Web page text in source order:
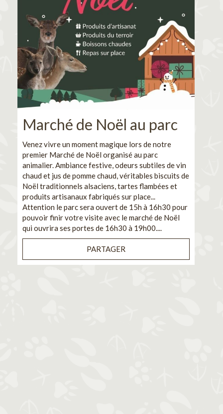
Marché de Noël au parc
Venez vivre un moment magique lors de notre
premier Marché de Noël organisé au parc
animalier. Ambiance festive, odeurs subtiles de vin
chaud et jus de pomme chaud, véritables biscuits de
Noël traditionnels alsaciens, tartes flambées et
produits artisanaux fabriqués sur place...
Attention le parc sera ouvert de 15h à 16h30 pour
pouvoir finir votre visite avec le marché de Noël
qui ouvrira ses portes de 16h30 à 19h00....
PARTAGER